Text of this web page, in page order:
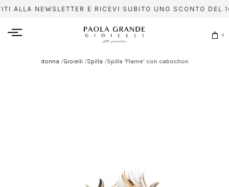
ALLA NEWSLETTER E RICEVI SUBITO UNO SCONTO
0
donna /Gioielli /Spilla /Spilla 'Flame' con cabochon